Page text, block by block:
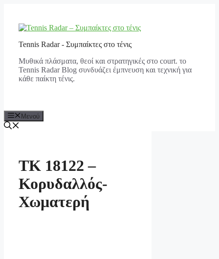
περιεχόμενο
Tennis Radar - Συμπαίκτες στο τένις
Μυθικά πλάσματα, θεοί και στρατηγικές στο court. το
Tennis Radar Blog συνδυάζει έμπνευση και τεχνική για
κάθε παίκτη τένις.
Μενού
ΤΚ 18122 –
Κορυδαλλός-
Χωματερή